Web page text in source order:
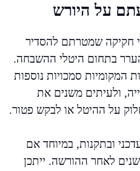
על היורש
חקיקה שמטרתם להסדיר
בתחום היטלי ההשבחה.
המקומיות סמכויות נוספות
ולעיתים משנים את
על ההיטל או לבקש פטור.
ובתקנות, במיוחד אם
לאחר ההורשה. ייתכן